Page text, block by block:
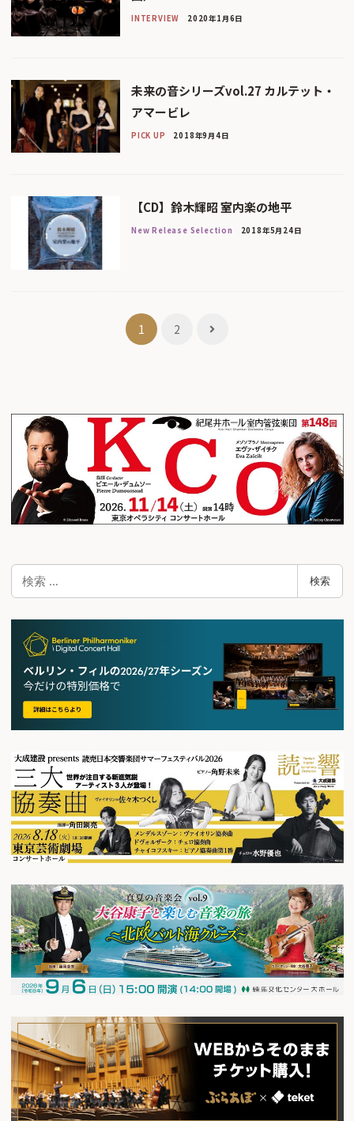
INTERVIEW 2020年1月6日
未来の音シリーズvol.27 カルテット・
アマービレ
PICK UP 2018年9月4日
【CD】鈴木輝昭 室内楽の地平
New Release Selection 2018年5月24日
ゲ
ー
ョ
ン
1 2
検索